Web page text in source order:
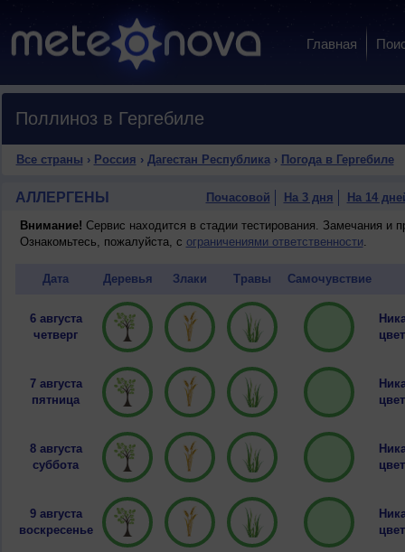
Главная
Поллиноз в Гергебиле
Все страны › Россия › Дагестан Республика› Погода в Гергебиле
АЛЛЕРГЕНЫ Почасовой На 3 дня На 14
Внимание! Сервис находится в стадии тестирования. Замечания и
Ознакомьтесь, пожалуйста, с ограничениями ответственности.
Дата Деревья Злаки Травы Самочувствие
6 августа
четверг
7 августа
пятница
8 августа
суббота
9 августа
воскресенье